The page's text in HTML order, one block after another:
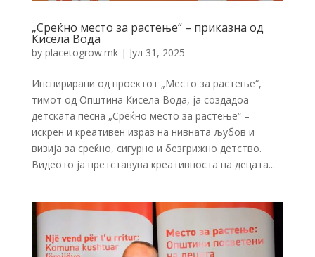
„Среќно место за растење“ – приказна од
Кисела Вода
by placetogrow.mk| Јул 31, 2025
Инспирирани од проектот „Место за растење“,
тимот од Општина Кисела Вода, ја создадоа
детската песна „Среќно место за растење“ –
искрен и креативен израз на нивната љубов и
визија за среќно, сигурно и безгрижно детство.
Видеото ја претставува креативноста на децата...